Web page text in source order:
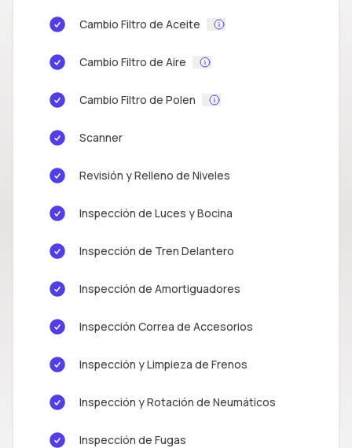
Cambio Filtro de Aceite
Cambio Filtro de Aire
Cambio Filtro de Polen
Scanner
Revisión y Relleno de Niveles
Inspección de Luces y Bocina
Inspección de Tren Delantero
Inspección de Amortiguadores
Inspección Correa de Accesorios
Inspección y Limpieza de Frenos
Inspección y Rotación de Neumáticos
Inspección de Fugas